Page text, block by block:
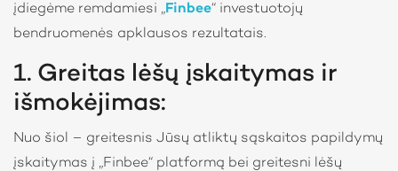
įdiegėme remdamiesi „Finbee“ investuotojų
bendruomenės apklausos rezultatais.
1. Greitas lėšų įskaitymas ir
išmokėjimas:
Nuo šiol – greitesnis Jūsų atliktų sąskaitos papildymų
įskaitymas į „Finbee“ platformą bei greitesni lėšų